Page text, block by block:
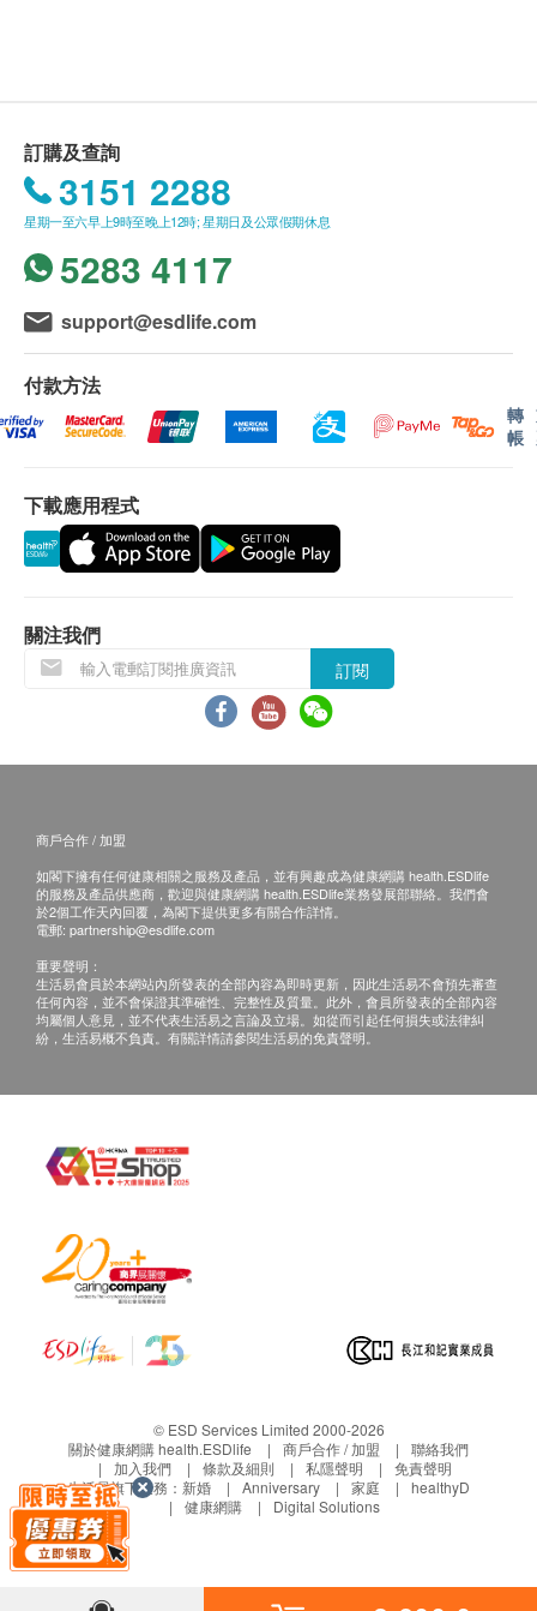
$1000 豐澤電子禮券
脈搏率
體重
個人健康分析問卷
血壓
體質指標
血脂
三酸甘油脂
總膽固醇
糖尿
肝功能
丙種谷氨基轉移酵素
白蛋白
谷草轉氨酵素
總膽紅素
球蛋白
腎功能
氯化物
血肌酸酐
甲狀腺素
紅血球壓積量
紅血球計數
白血球
白血球五項分類
血色素
紅血球平均血紅素
紅血球平均血紅素濃度
乳房X光造影檢查 (只適合40歲以上女士)
(只適用於尖沙咀分店進行 及 只適合40歲以上女士) 可檢測腫
瘤、硬塊或鈣化物等乳房問題 (此檢查項目或需另約日期進行
HK$1,500.0
全腹部超聲波
可探測肝癌、肝硬化、脂肪肝、膽石、前列腺腫大、膀胱石、
子宮癌、卵巢癌、卵巢囊腫、子宮肌瘤(纖維瘤)等 (此檢查項
目或需另約日期到指定中心進行檢查)
HK$2,900.0
性病篩查
HK$350.0
女性癌症指標檢查計劃
(包括: 甲種胚胎蛋白(肝), 癌抗原 19.9 (胰臟), 癌抗原 72.4
(胃), 癌胚抗原(結腸), 艾柏斯坦氏病毒全面抗體(鼻咽), 癌抗原
HK$2,600.0
包括幽門螺旋菌吹氣測試, 癌胚抗原(結腸), 癌抗原 19.9 (胰
臟), 癌抗原 72.4 (胃)
HK$2,030.0
甲狀腺功能檢查
包括游離亞甲狀腺素, 游離甲狀腺素, 促甲狀腺激素, 抗甲狀腺
球蛋白抗體, 原漿微粒甲狀抗體
HK$1,600.0
癌抗原, 游離前列腺癌抗原 (原價 $5200)
HK$2,600.0
意事項
凡購買以上健康檢查計劃
項目 ,詳情請按"購買"鍵瀏覽或向
更改。
附加項目檢驗者必須跟計劃檢驗者為同一人。
如有爭議，健康網購health.ESDlife及時代醫療服
務中心保留最後決定權。
一般疫苗注射服務計劃有效期為6個月，客戶必須
於6個月內 (由確認付款日期起計) 接受有關服務，
逾期作廢。
此項交易必須經醫生評估是否適合進行疫苗註射。
如醫生認為不適合註射疫苗，將取消此計劃的服
疫苗註射均由註冊醫生/醫護人員負責註射程序。
使用長者醫療券
健康網購，以便我們為您做出相應的安排。
所有健康檢查/服務並非作為醫務診斷或治療用
途。當閣下身體健康出現任何疾病徵兆時，應立即
有關此服務/產品的錯漏或延誤，或因使用此服務/
產品而引致的損失、損害、受傷或法律訴訟，健康
查詢，須向提供服務之體檢中心或商戶提出。
訂購及查詢
3151 2288
星期一至六早上9時至晚上12時; 星期日及公眾假期休息
5283 4117
support@esdlife.com
付款方法
轉
帳
下載應用程式
關注我們
訂閱
商戶合作 / 加盟
如閣下擁有任何健康相關之服務及產品，並有興趣成為健康網購 health.ESDlife
的服務及產品供應商，歡迎與健康網購 health.ESDlife業務發展部聯絡。我們會
於2個工作天內回覆，為閣下提供更多有關合作詳情。
電郵: partnership@esdlife.com
重要聲明：
生活易會員於本網站內所發表的全部內容為即時更新，因此生活易不會預先審查
任何內容，並不會保證其準確性、完整性及質量。此外，會員所發表的全部內容
均屬個人意見，並不代表生活易之言論及立場。如從而引起任何損失或法律糾
紛，生活易概不負責。有關詳情請參閱生活易的免責聲明。
© ESD Services Limited 2000-2026
關於健康網購 health.ESDlife
商戶合作 / 加盟
聯絡我們
加入我們
條款及細則 私隱聲明
免責聲明
生活易旗下業務： 新婚 Anniversary 家庭
healthyD
健康網購
Digital Solutions